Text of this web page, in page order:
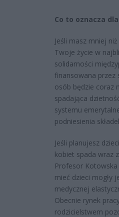
Co to oznacza
Jeśli masz mniej
Twoje życie w
solidarności
finansowana przez
osób będzie coraz
spadająca
systemu
podniesienia
Jeśli planujesz
kobiet spada wraz
Profesor
mieć dzieci mogły
medycznej
Obecnie rynek
rodzicielstwem